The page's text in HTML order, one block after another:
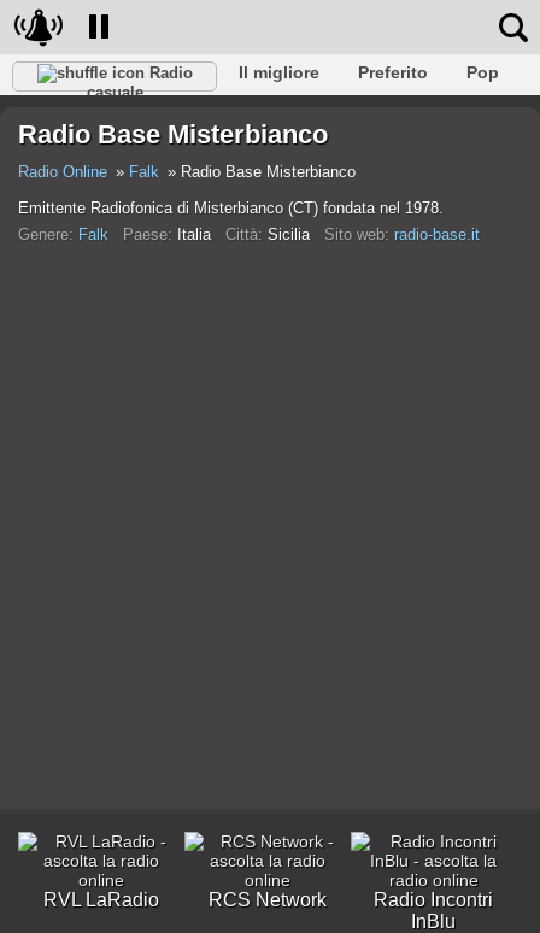
Radio
casuale
Il migliore Preferito
Pop
Rap
Falk Jazz Baby Classico
Radio Base Misterbianco
Radio Online Falk
Radio Base Misterbianco
Emittente Radiofonica di Misterbianco (CT) fondata nel 1978.
Genere: Falk Paese: Italia Città: Sicilia Sito web: radio-base.it
RVL LaRadio RCS Network
Radio Incontri
InBlu